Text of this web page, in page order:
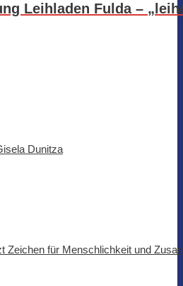
Leihladen Fulda –
Dunitza
Zeichen für Menschlichkeit und